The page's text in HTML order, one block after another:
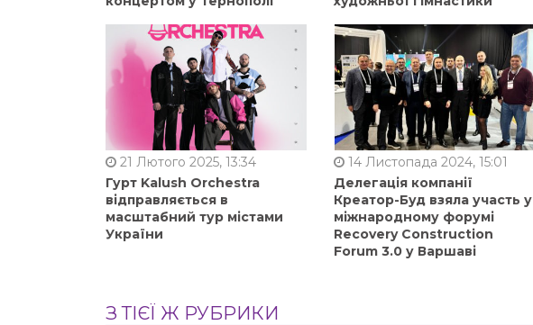
21 Лютого 2025, 13:34
Гурт Kalush Orchestra
відправляється в
масштабний тур містами
України
14 Листопада 2024, 15:01
Делегація компанії
Креатор-Буд взяла участь у
міжнародному форумі
Recovery Construction
Forum 3.0 у Варшаві
З ТІЄЇ Ж РУБРИКИ